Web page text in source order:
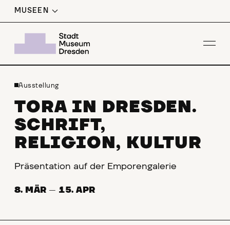
MUSEEN
Ausstellung
TORA IN DRESDEN.
SCHRIFT,
RELIGION, KULTUR
Präsentation auf der Emporengalerie
8. MÄR — 15. APR